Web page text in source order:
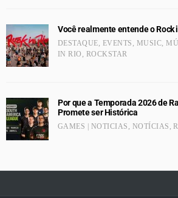
Você realmente entende o Rock
DESTAQUE, EVENTS , MUSIC,
IN RIO , ROCKSTAR
Por que a Temporada 2026 de
Promete ser Histórica
GAMES | NOTICIAS , NOTÍCIAS ,